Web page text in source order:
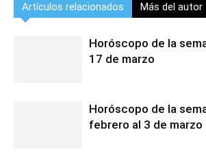
Artículos relacionados Más del autor
Horóscopo de la
17 de marzo
Horóscopo de la
febrero al 3 de marzo